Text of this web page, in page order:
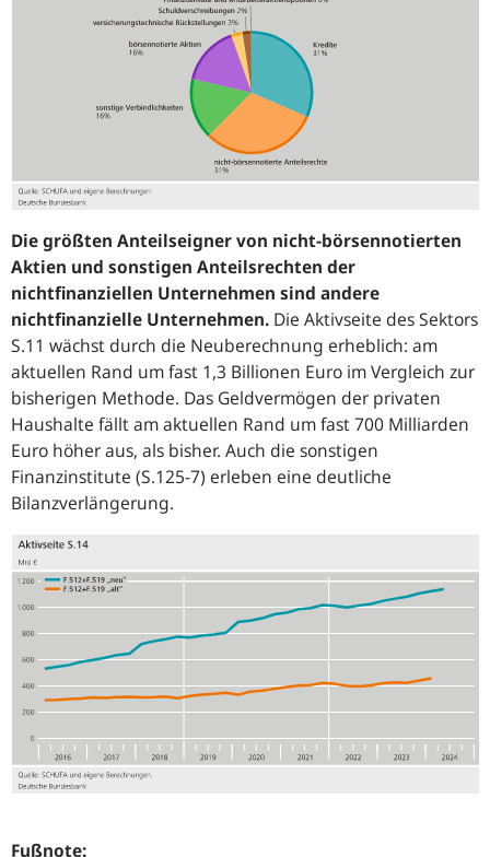
Die größten Anteilseigner von nicht-börsennotierten
Aktien und sonstigen Anteilsrechten der
nichtfinanziellen Unternehmen sind andere
nichtfinanzielle Unternehmen. Die Aktivseite des Sektors
S.11 wächst durch die Neuberechnung erheblich: am
aktuellen Rand um fast 1,3 Billionen Euro im Vergleich zur
bisherigen Methode. Das Geldvermögen der privaten
Haushalte fällt am aktuellen Rand um fast 700 Milliarden
Euro höher aus, als bisher. Auch die sonstigen
Finanzinstitute (S.125‑7) erleben eine deutliche
Bilanzverlängerung.
Fußnote: